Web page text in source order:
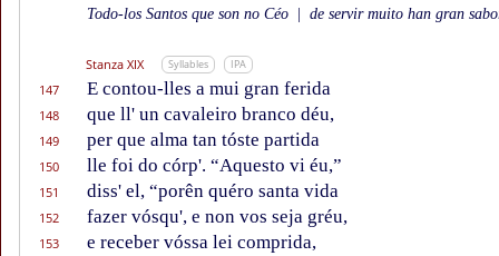
Todo-los Santos que son no Céo de servir muito han gran
Stanza XIX Syllables IPA
147 E contou-lles a mui gran ferida
148 que ll' un cavaleiro branco déu,
149 per que alma tan tóste partida
150 lle foi do córp'. “Aquesto vi éu,”
151 diss' el, “porên quéro santa vida
152 fazer vósqu', e non vos seja gréu,
153 e receber vóssa lei comprida,